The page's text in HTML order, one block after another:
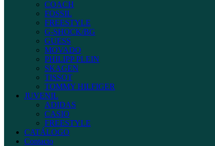
COACH
FOSSIL
FREESTYLE
G-SHOCK/BG
GUESS
MOVADO
PHILIPP PLEIN
SKAGEN
TISSOT
TOMMY HILFIGER
JUVENIL
ADIDAS
CASIO
FREESTYLE
CATÁLOGO
Contacto